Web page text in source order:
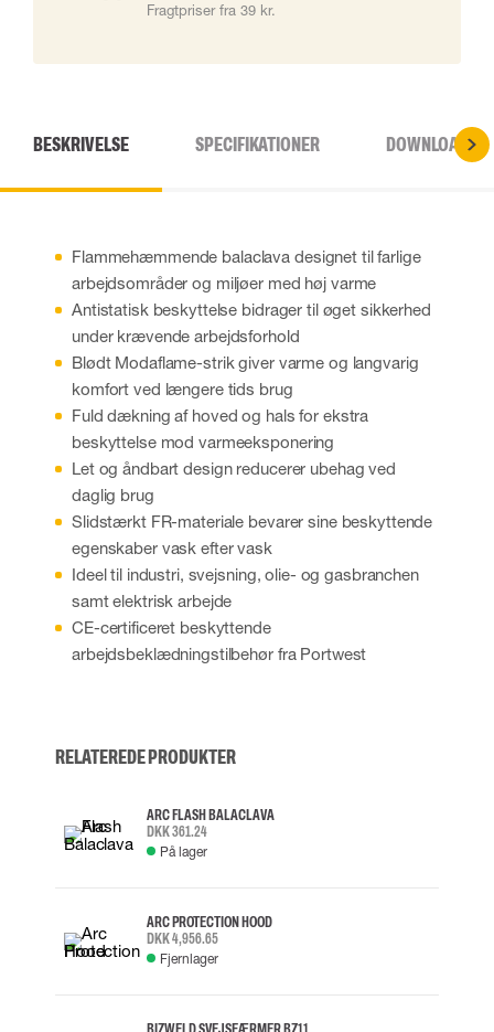
Fragtpriser fra 39 kr.
BESKRIVELSE SPECIFIKATIONER DOWNLOADS
Flammehæmmende balaclava designet til farlige
arbejdsområder og miljøer med høj varme
Antistatisk beskyttelse bidrager til øget sikkerhed
under krævende arbejdsforhold
Blødt Modaflame-strik giver varme og langvarig
komfort ved længere tids brug
Fuld dækning af hoved og hals for ekstra
beskyttelse mod varmeeksponering
Let og åndbart design reducerer ubehag ved
daglig brug
Slidstærkt FR-materiale bevarer sine beskyttende
egenskaber vask efter vask
Ideel til industri, svejsning, olie- og gasbranchen
samt elektrisk arbejde
CE-certificeret beskyttende
arbejdsbeklædningstilbehør fra Portwest
RELATEREDE PRODUKTER
ARC FLASH BALACLAVA
DKK 361.24
På lager
ARC PROTECTION HOOD
DKK 4,956.65
Fjernlager
BIZWELD SVEJSEÆRMER BZ11